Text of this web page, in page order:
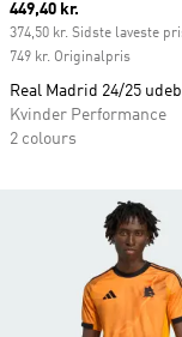
Current price
449,40 kr.
374,50 kr. Sidste laveste
749 kr. Originalpris
Real Madrid 24/25
Kvinder Performance
2 colours